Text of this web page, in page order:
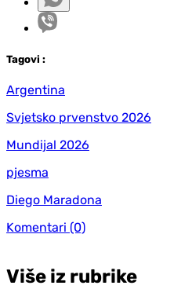
Tagovi :
Argentina
Svjetsko prvenstvo 2026
Mundijal 2026
pjesma
Diego Maradona
Komentari (0)
Više iz rubrike